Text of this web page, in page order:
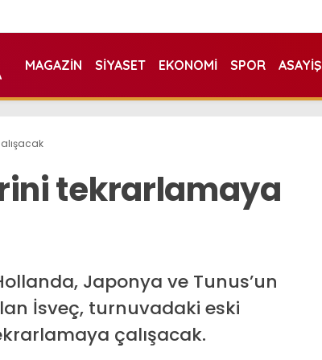
MAGAZIN SIYASET EKONOMI SPOR ASAYIŞ
tekrarlamaya
Japonya ve Tunus’un
İsveç, turnuvadaki eski
çalışacak.